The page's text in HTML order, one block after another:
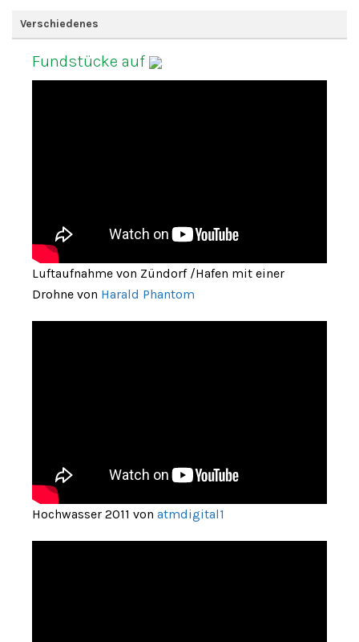
Verschiedenes
Fundstücke auf
Luftaufnahme von Zündorf /Hafen mit einer
Drohne von Harald Phantom
Hochwasser 2011 von atmdigital1